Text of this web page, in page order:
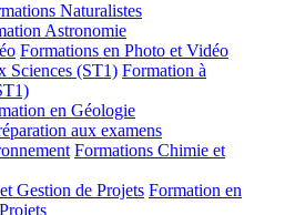
Naturalistes
Astronomie
Formations en Photo et Vidéo
Sciences (ST1) Formation à
en Géologie
aux examens
Formations Chimie et
Gestion de Projets Formation en